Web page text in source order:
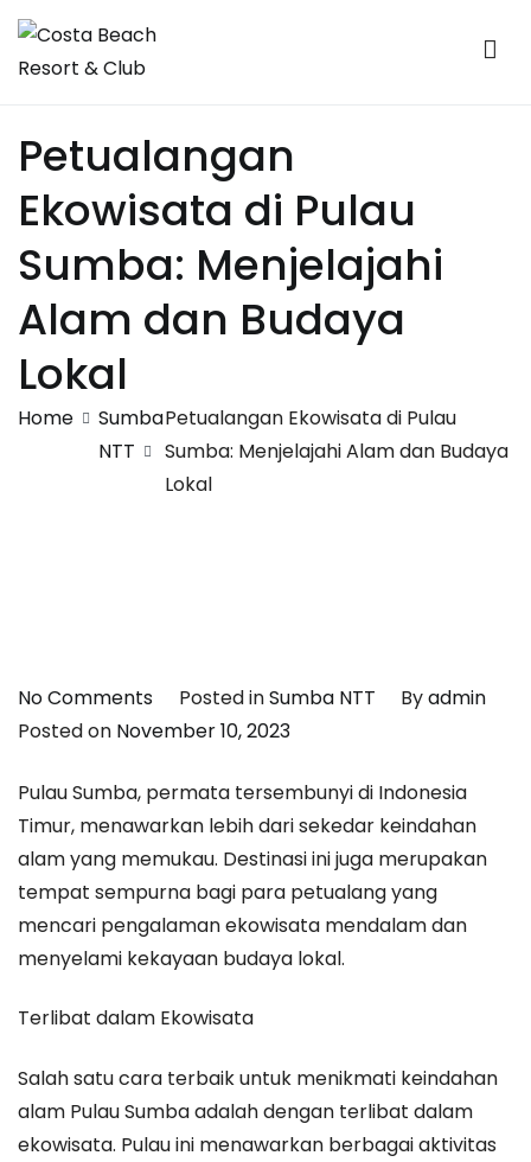
Skip
content
Petualangan
Ekowisata di Pulau
Sumba: Menjelajahi
Alam dan Budaya
Lokal
Home
Sumba
NTT
Petualangan Ekowisata di Pulau
Sumba: Menjelajahi Alam dan Budaya
Lokal
No Commentson
Petualangan
di
Pulau
Sumba:
Menjelajahi
Alam
dan
Lokal
Posted inSumba NTT Byadmin
Posted on November 10, 2023
Pulau Sumba, permata tersembunyi di Indonesia
Timur, menawarkan lebih dari sekedar keindahan
alam yang memukau. Destinasi ini juga merupakan
tempat sempurna bagi para petualang yang
mencari pengalaman ekowisata mendalam dan
menyelami kekayaan budaya lokal.
Terlibat dalam Ekowisata
Salah satu cara terbaik untuk menikmati keindahan
alam Pulau Sumba adalah dengan terlibat dalam
ekowisata. Pulau ini menawarkan berbagai aktivitas